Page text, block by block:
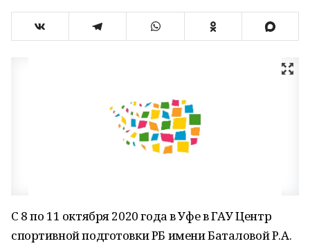
С 8 по 11 октября 2020 года в Уфе в ГАУ Центр
спортивной подготовки РБ имени Баталовой Р.А.